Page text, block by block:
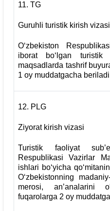
11. TG
Guruhli turistik kirish vizasi
O‘zbekiston
iborat bo‘lgan
maqsadlarda tashrif
1 oy muddatgacha
12. PLG
Ziyorat kirish vizasi
Turistik faoliyat
Respublikasi Vazirlar
ishlari bo‘yicha
O‘zbekistonning
merosi, an’analarini
fuqarolarga 2 oy